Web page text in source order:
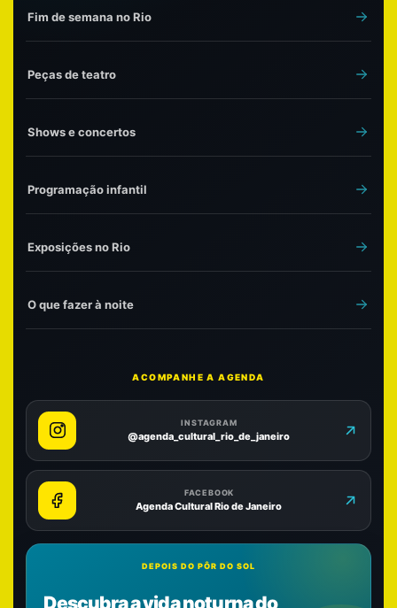
Fim de semana no Rio
Peças de teatro
Shows e concertos
Programação infantil
Exposições no Rio
O que fazer à noite
ACOMPANHE A AGENDA
INSTAGRAM
@agenda_cultural_rio_de_janeiro
FACEBOOK
Agenda Cultural Rio de Janeiro
DEPOIS DO PÔR DO SOL
Descubra a vida noturna do